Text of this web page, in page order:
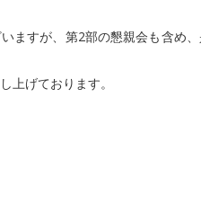
ますが、第2部の懇親会も含め
上げております。